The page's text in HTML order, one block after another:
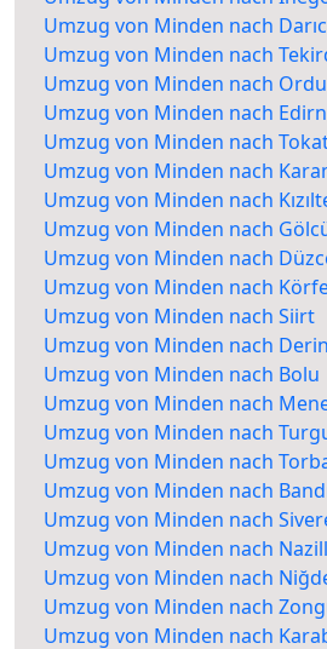
Umzug von Minden nach
Umzug von Minden nach
Umzug von Minden nach Ordu
Umzug von Minden nach
Umzug von Minden nach
Umzug von Minden nach
Umzug von Minden nach
Umzug von Minden nach
Umzug von Minden nach
Umzug von Minden nach
Umzug von Minden nach Siirt
Umzug von Minden nach
Umzug von Minden nach Bolu
Umzug von Minden nach
Umzug von Minden nach
Umzug von Minden nach
Umzug von Minden nach
Umzug von Minden nach
Umzug von Minden nach
Umzug von Minden nach
Umzug von Minden nach
Umzug von Minden nach